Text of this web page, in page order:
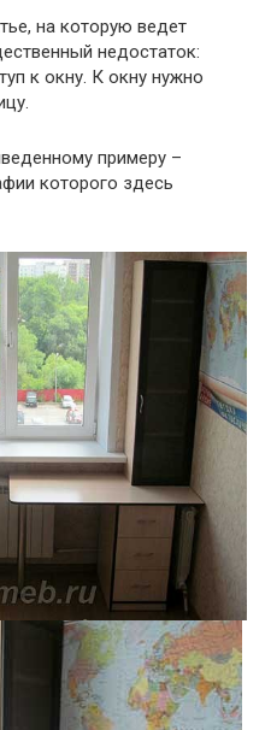
на которую ведет
недостаток:
к окну. К окну нужно
примеру –
которого здесь